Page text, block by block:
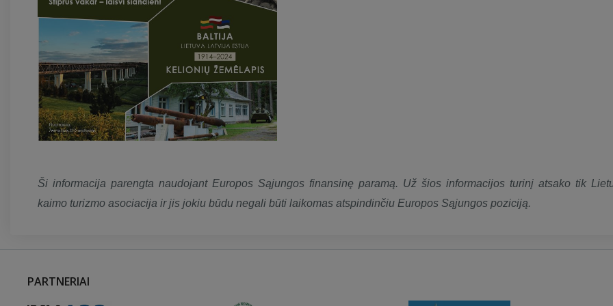
Ši informacija parengta naudojant Europos Sąjungos finansinę paramą. Už šios informacijos turinį atsako tik
kaimo turizmo asociacija ir jis jokiu būdu negali būti laikomas atspindinčiu Europos Sąjungos poziciją.
PARTNERIAI